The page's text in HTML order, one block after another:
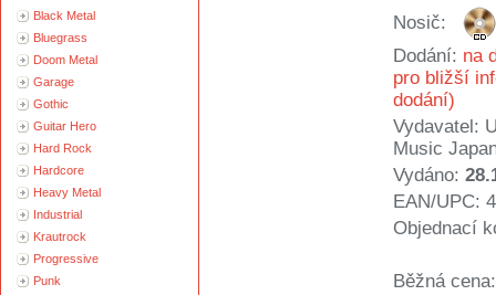
Black Metal
Bluegrass
Doom Metal
Garage
Gothic
Guitar Hero
Hard Rock
Hardcore
Heavy Metal
Industrial
Krautrock
Progressive
Punk
Nosič:
Dodání: na
pro bližší
dodání)
Vydavatel:
Music
Vydáno:
EAN/UPC:
Objednací
Běžná cena: